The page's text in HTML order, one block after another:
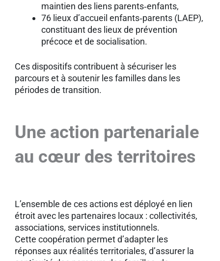
maintien des liens parents‑enfants,
76 lieux d’accueil enfants‑parents (LAEP),
constituant des lieux de prévention
précoce et de socialisation.
Ces dispositifs contribuent à sécuriser les
parcours et à soutenir les familles dans les
périodes de transition.
Une action partenariale
au cœur des territoires
L’ensemble de ces actions est déployé en lien
étroit avec les partenaires locaux : collectivités,
associations, services institutionnels.
Cette coopération permet d’adapter les
réponses aux réalités territoriales, d’assurer la